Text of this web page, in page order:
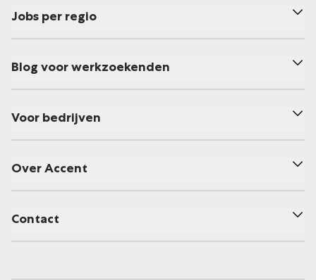
Jobs per regio
Blog voor werkzoekenden
Voor bedrijven
Over Accent
Contact